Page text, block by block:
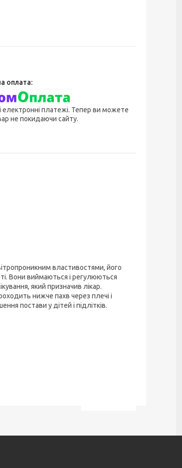
електронні платежі. Тепер ви можете
не покидаючи сайту.
властивостями, його
Вони виймаються і регулюються
який призначив лікар.
нижче пахв через плечі і
постави у дітей і підлітків.